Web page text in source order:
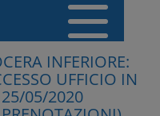
INFERIORE:
UFFICIO IN
25/05/2020